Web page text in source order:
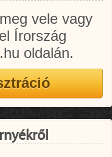
vele vagy
Írország
oldalán.